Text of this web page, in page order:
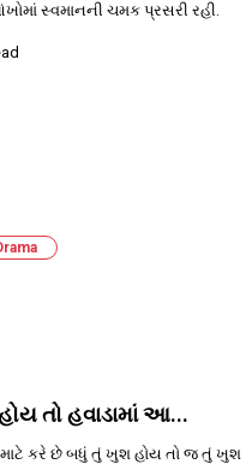
સ્વમાનની ચમક પ્રસરી રહી.
તો હવાડામાં આ...
કરે છે બધું તું ખુશ હોય તો જ તું ખુશ